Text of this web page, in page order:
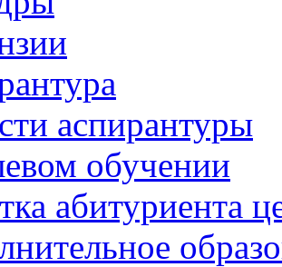
аспирантуры
обучении
абитуриента